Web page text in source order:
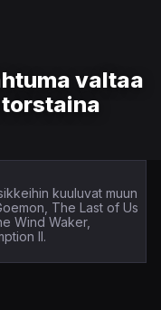
valtaa
kuuluvat muun
The Last of Us
Wind Waker,
II.